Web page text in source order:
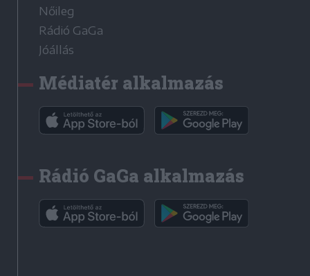
Nőileg
Rádió GaGa
Jóállás
Médiatér alkalmazás
Rádió GaGa alkalmazás